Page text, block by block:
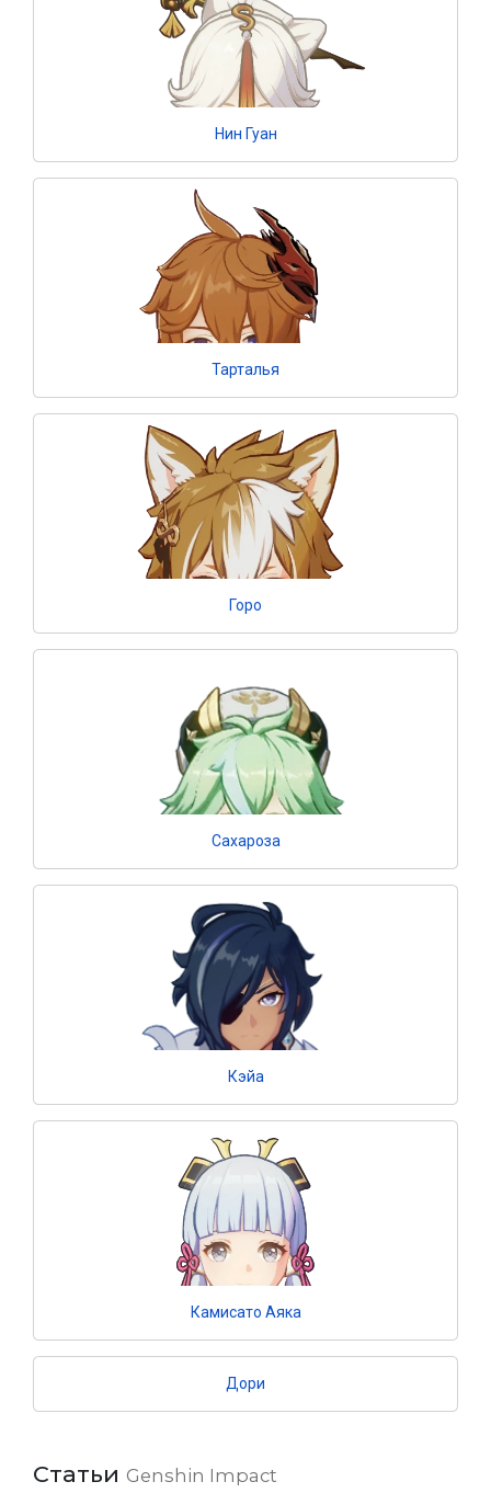
Нин Гуан
Тарталья
Горо
Сахароза
Кэйа
Камисато Аяка
Дори
Статьи Genshin Impact